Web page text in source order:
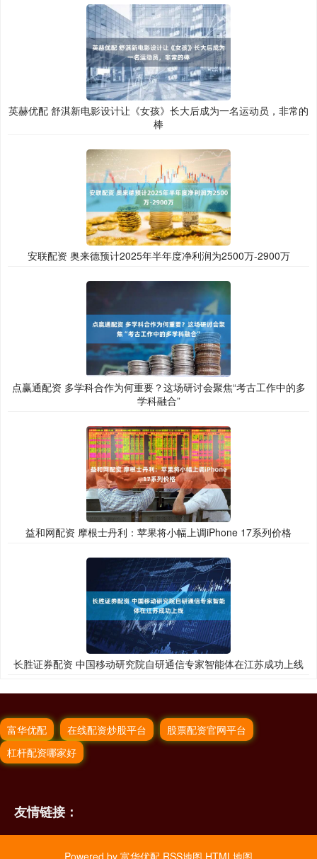
英赫优配 舒淇新电影设计让《女孩》长大后成为一名运动员，非常的
棒
安联配资 奥来德预计2025年半年度净利润为2500万-2900万
点赢通配资 多学科合作为何重要？这场研讨会聚焦“考古工作中的多
学科融合”
益和网配资 摩根士丹利：苹果将小幅上调iPhone 17系列价格
长胜证券配资 中国移动研究院自研通信专家智能体在江苏成功上线
富华优配 在线配资炒股平台
股票配资官网平台
杠杆配资哪家好
友情链接：
Powered by 富华优配 RSS地图 HTML地图